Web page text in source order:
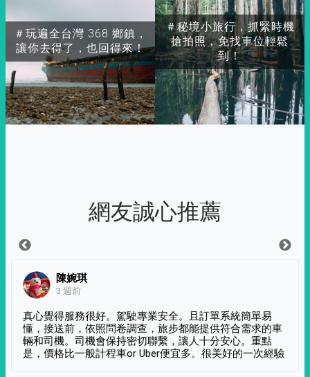
＃玩遍全台灣 368 鄉鎮，
讓你去得了，也回得來！
＃秘境小旅行，抓緊時機
搶拍照，免找車位輕鬆
到！
網友誠心推薦
陳婉琪
3 週前
真心覺得服務很好。駕駛專業安全。且訂單系統簡單易
懂，接送前，依照問卷調查，旅步都能提供符合需求的車
輛和司機。司機會保持密切聯繫，讓人十分安心。重點
是，價格比一般計程車or Uber便宜多。很美好的一次經驗